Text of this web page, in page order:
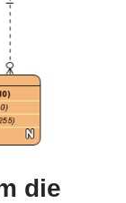
die